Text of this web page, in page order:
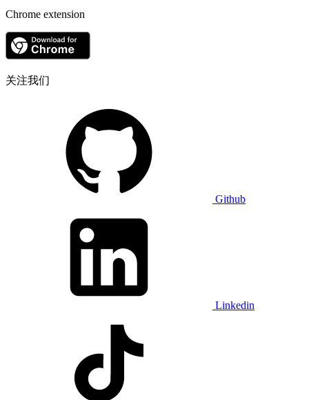
Chrome extension
关注我们
Github
Linkedin